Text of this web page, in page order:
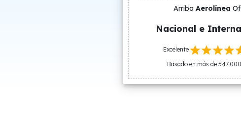
Arriba Aerolínea
Nacional e
Excelente
Basado en más de